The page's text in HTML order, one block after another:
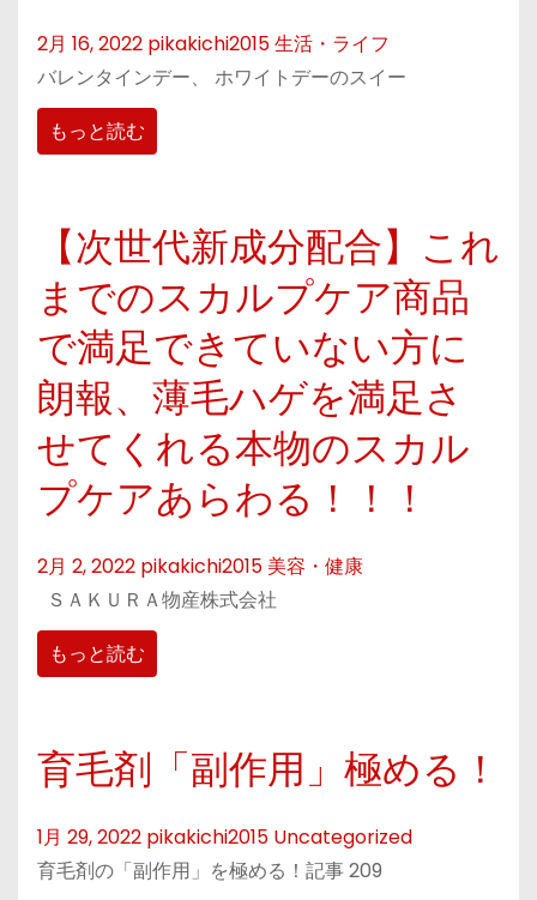
2月 16, 2022 pikakichi2015生活・ライフ
バレンタインデー、 ホワイトデーのスイー
もっと読む
【次世代新成分配合】これ
までのスカルプケア商品
で満足できていない方に
朗報、薄毛ハゲを満足さ
せてくれる本物のスカル
プケアあらわる！！！
2月 2, 2022 pikakichi2015 美容・健康
ＳＡＫＵＲＡ物産株式会社
もっと読む
育毛剤「副作用」極める！
1月 29, 2022 pikakichi2015 Uncategorized
育毛剤の「副作用」を極める！記事 209